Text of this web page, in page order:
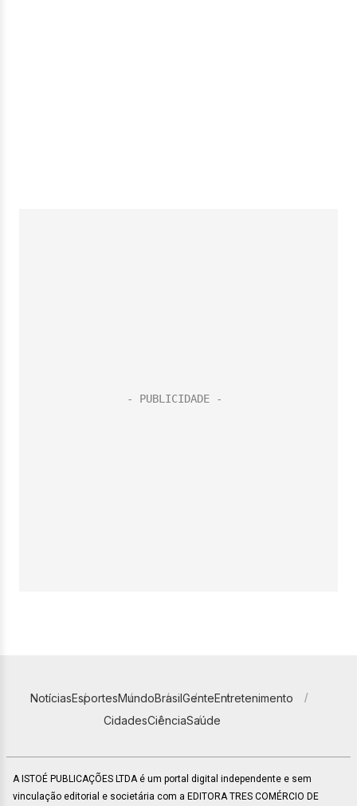
NotíciasEsportesMundoBrasilGenteEntretenimento
CidadesCiênciaSaúde
A ISTOÉ PUBLICAÇÕES LTDA é um portal digital independente e sem
vinculação editorial e societária com a EDITORA TRES COMÉRCIO DE